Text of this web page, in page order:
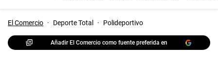
El Comercio · Deporte Total · Polideportivo
Añadir El Comercio como fuente preferida en